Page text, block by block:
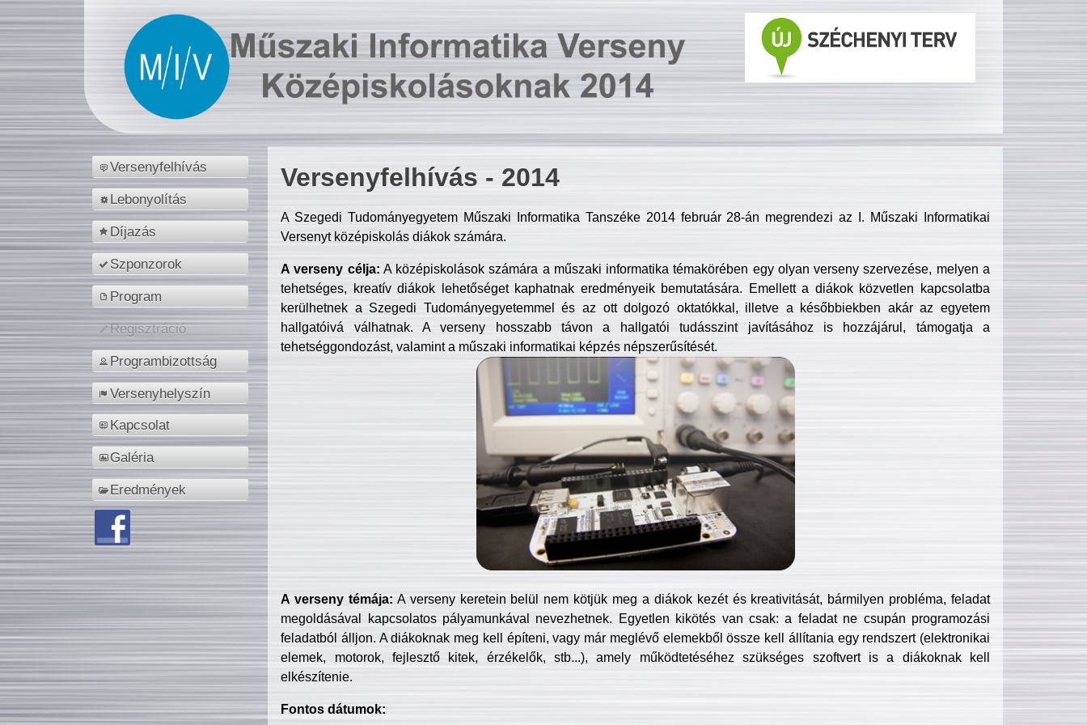
Versenyfelhívás
Lebonyolítás
Díjazás
Szponzorok
Program
Regisztráció
Programbizottság
Versenyhelyszín
Kapcsolat
Galéria
Eredmények
Versenyfelhívás - 2014
A Szegedi Tudományegyetem Műszaki Informatika Tanszéke 2014 február 28-án megrendezi az I. Műszaki Informatikai
Versenyt középiskolás diákok számára.
A verseny célja: A középiskolások számára a műszaki informatika témakörében egy olyan verseny szervezése, melyen a
tehetséges, kreatív diákok lehetőséget kaphatnak eredményeik bemutatására. Emellett a diákok közvetlen kapcsolatba
kerülhetnek a Szegedi Tudományegyetemmel és az ott dolgozó oktatókkal, illetve a későbbiekben akár az egyetem
hallgatóivá válhatnak. A verseny hosszabb távon a hallgatói tudásszint javításához is hozzájárul, támogatja a
tehetséggondozást, valamint a műszaki informatikai képzés népszerűsítését.
A verseny témája: A verseny keretein belül nem kötjük meg a diákok kezét és kreativitását, bármilyen probléma, feladat
megoldásával kapcsolatos pályamunkával nevezhetnek. Egyetlen kikötés van csak: a feladat ne csupán programozási
feladatból álljon. A diákoknak meg kell építeni, vagy már meglévő elemekből össze kell állítania egy rendszert (elektronikai
elemek, motorok, fejlesztő kitek, érzékelők, stb...), amely működtetéséhez szükséges szoftvert is a diákoknak kell
elkészítenie.
Fontos dátumok: